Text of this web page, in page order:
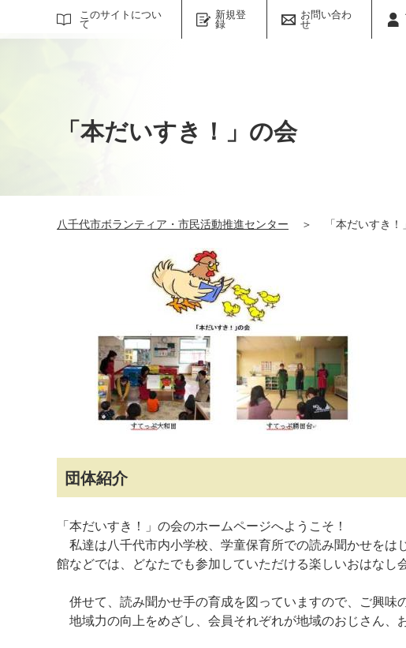
このサイトについ
て
新規登
録
お問い合わ
せ
サイト内検索
「本だいすき！」の会
八千代市ボランティア・市民活動推進センター ＞ 「本だいすき！
団体紹介
「本だいすき！」の会のホームページへようこそ！
私達は八千代市内小学校、学童保育所での読み聞かせをは
館などでは、どなたでも参加していただける楽しいおはなし
併せて、読み聞かせ手の育成を図っていますので、ご興味
地域力の向上をめざし、会員それぞれが地域のおじさん、